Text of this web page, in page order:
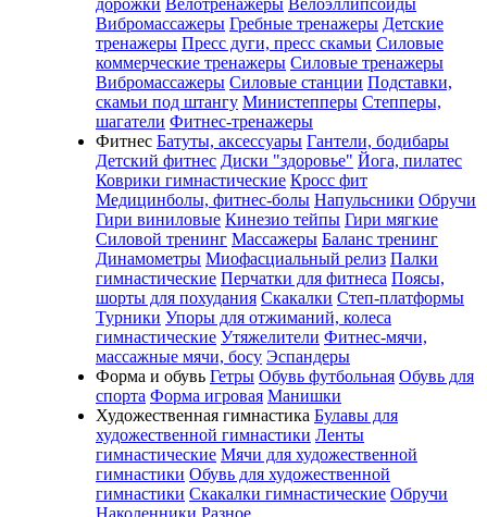
дорожки Велотренажеры Велоэллипсоиды
Вибромассажеры Гребные тренажеры Детские
тренажеры Пресс дуги, пресс скамьи Силовые
коммерческие тренажеры Силовые тренажеры
Вибромассажеры Силовые станции Подставки,
скамьи под штангу Министепперы Степперы,
шагатели Фитнес-тренажеры
Фитнес Батуты, аксессуары Гантели, бодибары
Детский фитнес Диски "здоровье" Йога, пилатес
Коврики гимнастические Кросс фит
Медицинболы, фитнес-болы Напульсники Обручи
Гири виниловые Кинезио тейпы Гири мягкие
Силовой тренинг Массажеры Баланс тренинг
Динамометры Миофасциальный релиз Палки
гимнастические Перчатки для фитнеса Поясы,
шорты для похудания Скакалки Степ-платформы
Турники Упоры для отжиманий, колеса
гимнастические Утяжелители Фитнес-мячи,
массажные мячи, босу Эспандеры
Форма и обувь Гетры Обувь футбольная Обувь для
спорта Форма игровая Манишки
Художественная гимнастика Булавы для
художественной гимнастики Ленты
гимнастические Мячи для художественной
гимнастики Обувь для художественной
гимнастики Скакалки гимнастические Обручи
Наколенники Разное